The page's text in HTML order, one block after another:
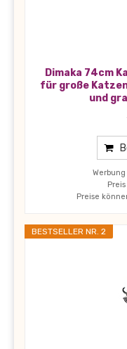
Dimaka 74cm
für große
und
Preise
BESTSELLER NR. 2